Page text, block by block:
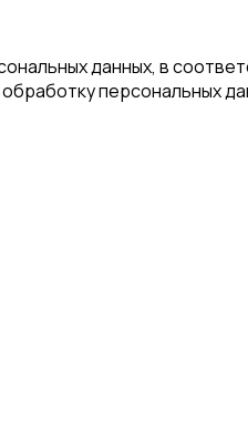
данных, в
персональных